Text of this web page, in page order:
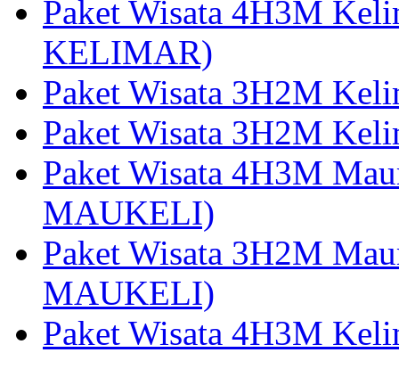
Paket Wisata 4H3M
KELIMAR)
Paket Wisata 3H2M
Paket Wisata 3H2M
Paket Wisata 4H3M
MAUKELI)
Paket Wisata 3H2M
MAUKELI)
Paket Wisata 4H3M